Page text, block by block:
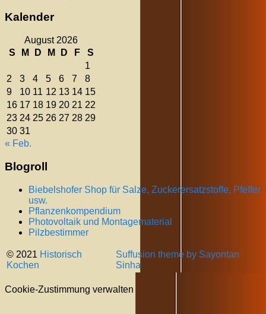
Kalender
August 2026
S
M D M D F
S
1
2
3 4 5 6 7
8
9
10 11 12 13 14 15
16 17 18 19 20 21 22
23 24 25 26 27 28 29
30 31
« Feb.
Blogroll
Biebelshofer Shop für Salze, Zuckerersatzstoffe, Pfeffer
usw.
Pflanzenkompendium
Photovoltaik und Montagematerial
Pilzbestimmer
© 2021 Historisch
Kochen
Suffusion theme by Sayontan
Sinha
Cookie-Zustimmung verwalten